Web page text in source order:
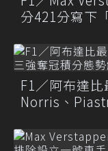
分421分寫下
F1／阿布達
Norris、